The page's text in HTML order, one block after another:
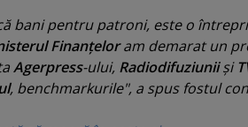
bani pentru patroni, este o
Finanţeloram demarat un
Agerpress-ului, Radiodifuziuniişi
, benchmarkurile", a spus fostul